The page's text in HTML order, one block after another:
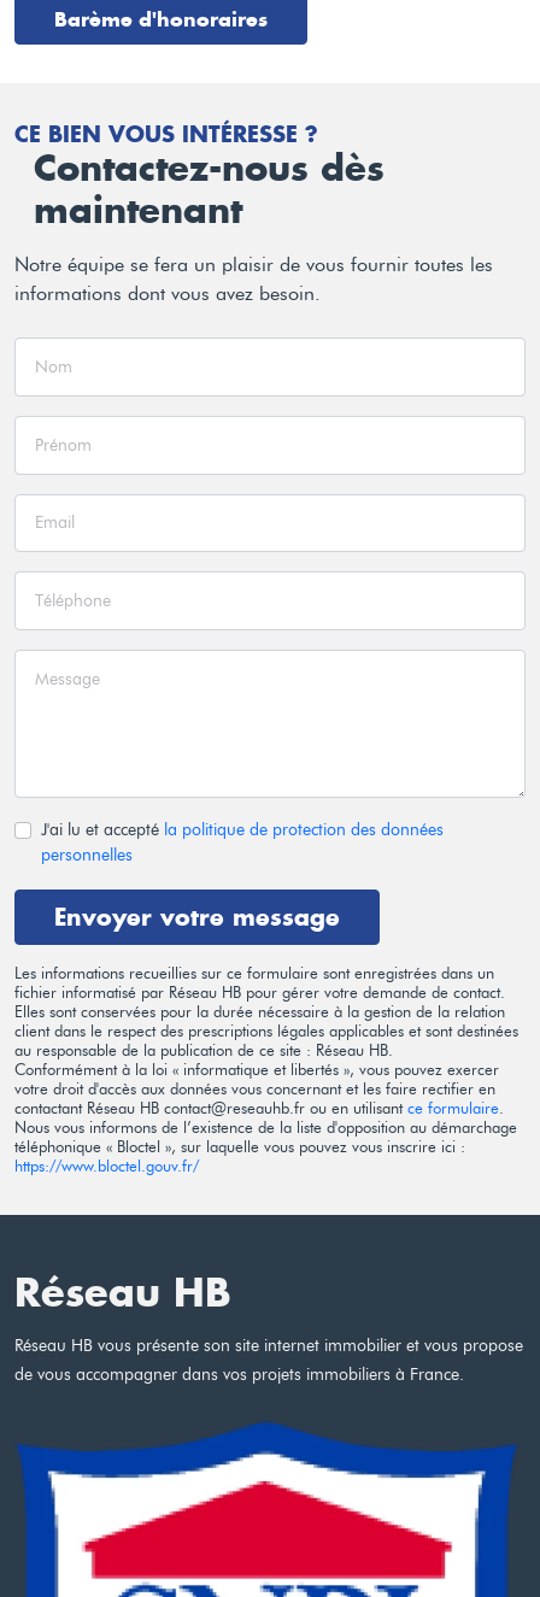
Barème d'honoraires
CE BIEN VOUS INTÉRESSE ?
Contactez-nous dès
maintenant
Notre équipe se fera un plaisir de vous fournir toutes les
informations dont vous avez besoin.
J'ai lu et accepté la politique de protection des données
personnelles
Envoyer votre message
Les informations recueillies sur ce formulaire sont enregistrées dans un
fichier informatisé par Réseau HB pour gérer votre demande de contact.
Elles sont conservées pour la durée nécessaire à la gestion de la relation
client dans le respect des prescriptions légales applicables et sont destinées
au responsable de la publication de ce site : Réseau HB.
Conformément à la loi « informatique et libertés », vous pouvez exercer
votre droit d'accès aux données vous concernant et les faire rectifier en
contactant Réseau HB contact@reseauhb.fr ou en utilisant ce formulaire
Nous vous informons de l’existence de la liste d'opposition au démarchage
téléphonique « Bloctel », sur laquelle vous pouvez vous inscrire ici :
https://www.bloctel.gouv.fr/
Réseau HB
Réseau HB vous présente son site internet immobilier et vous propose
de vous accompagner dans vos projets immobiliers à France.